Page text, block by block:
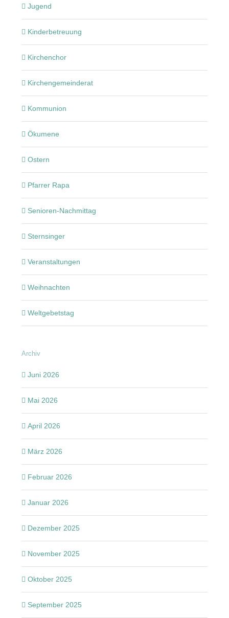
Jugend
Kinderbetreuung
Kirchenchor
Kirchengemeinderat
Kommunion
Ökumene
Ostern
Pfarrer Rapa
Senioren-Nachmittag
Sternsinger
Veranstaltungen
Weihnachten
Weltgebetstag
Archiv
Juni 2026
Mai 2026
April 2026
März 2026
Februar 2026
Januar 2026
Dezember 2025
November 2025
Oktober 2025
September 2025